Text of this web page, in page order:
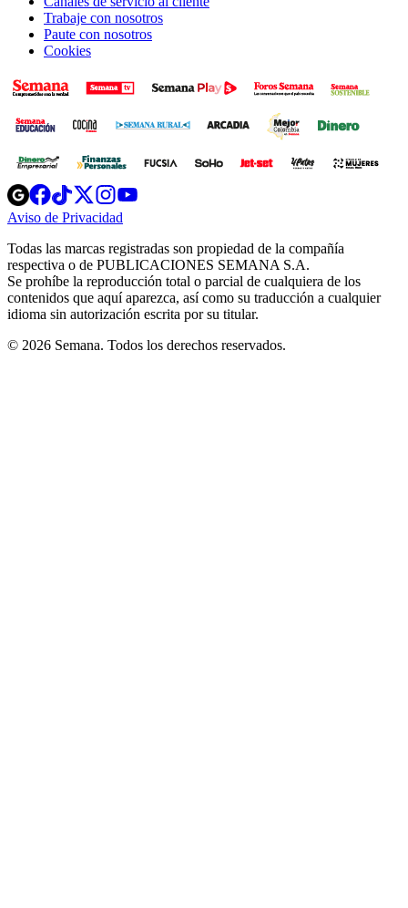
Trabaje con nosotros
Paute con nosotros
Cookies
Opens
in
new
Opens
in
new
Opens
in
new
window
Opens
new
windowwindow
Aviso de Privacidad
new
window
Todas las marcas registradas son propiedad de la compañía
respectiva o de PUBLICACIONES SEMANA S.A.
Se prohíbe la reproducción total o parcial de cualquiera de los
contenidos que aquí aparezca, así como su traducción a cualquier
idioma sin autorización escrita por su titular.
© 2026 Semana. Todos los derechos reservados.